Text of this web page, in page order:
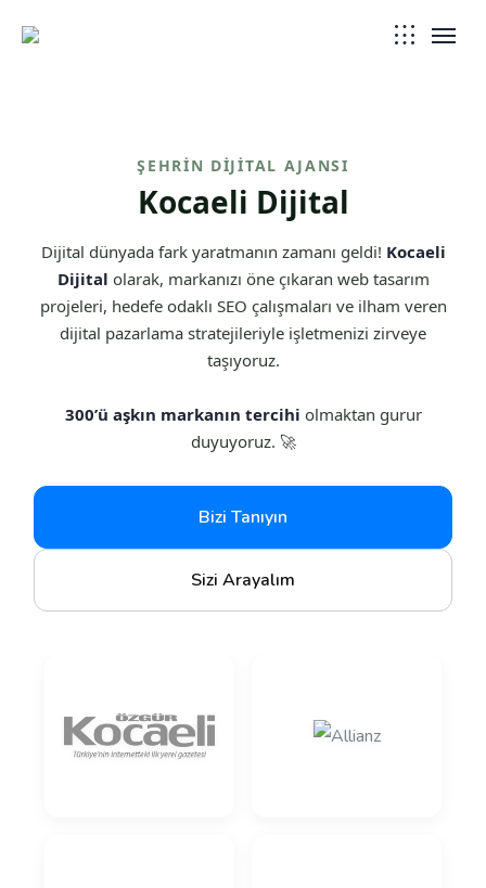
ŞEHRIN DIJITAL AJANSI
Kocaeli Dijital
Dijital dünyada fark yaratmanın zamanı geldi! Kocaeli
Dijital olarak, markanızı öne çıkaran web tasarım
projeleri, hedefe odaklı SEO çalışmaları ve ilham veren
dijital pazarlama stratejileriyle işletmenizi zirveye
taşıyoruz.
300’ü aşkın markanın tercihi olmaktan gurur
duyuyoruz. 🚀
Bizi Tanıyın
Sizi Arayalım